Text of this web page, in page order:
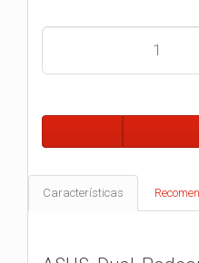
Características